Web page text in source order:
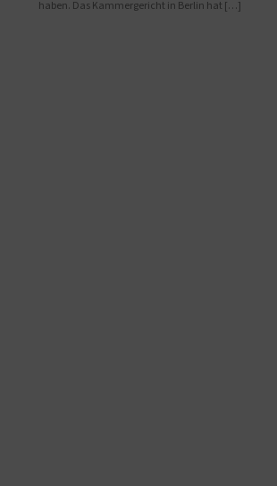
haben. Das Kammergericht in Berlin hat […]